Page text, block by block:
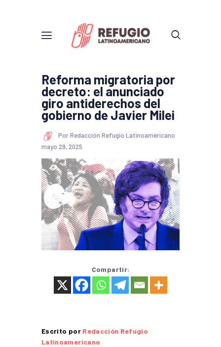
Reforma migratoria por
decreto: el anunciado
giro antiderechos del
gobierno de Javier Milei
Por Redacción Refugio Latinoamericano
mayo 29, 2025
Compartir:
Escrito por Redacción Refugio
Latinoamericano